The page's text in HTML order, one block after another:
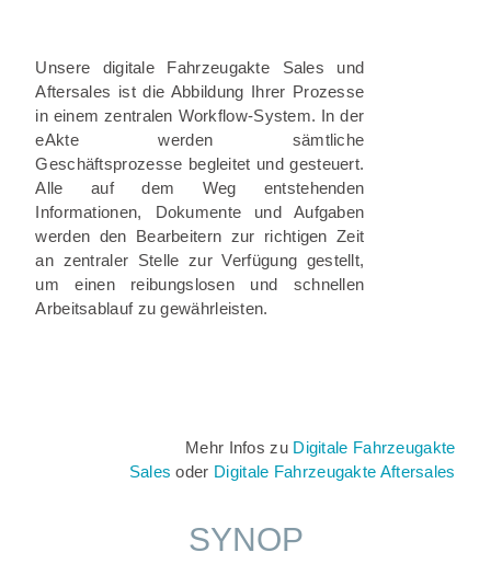
Unsere digitale Fahrzeugakte Sales und
Aftersales ist die Abbildung Ihrer Prozesse
in einem zentralen Workflow-System. In der
eAkte werden sämtliche
Geschäftsprozesse begleitet und gesteuert.
Alle auf dem Weg entstehenden
Informationen, Dokumente und Aufgaben
werden den Bearbeitern zur richtigen Zeit
an zentraler Stelle zur Verfügung gestellt,
um einen reibungslosen und schnellen
Arbeitsablauf zu gewährleisten.
Mehr Infos zu Digitale Fahrzeugakte
Sales oder Digitale Fahrzeugakte Aftersales
SYNOP